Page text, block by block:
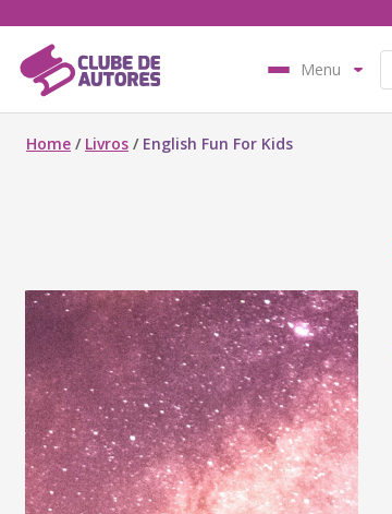
Menu
Home / Livros / English Fun For Kids